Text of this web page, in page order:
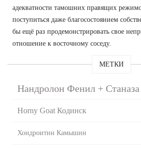
адекватности тамошних правящих
поступиться даже благосостоянием
бы ещё раз продемонстрировать свое
отношение к восточному соседу.
МЕТКИ
Нандролон Фенил +
Horny Goat Кодинск
Хондроитин Камышин